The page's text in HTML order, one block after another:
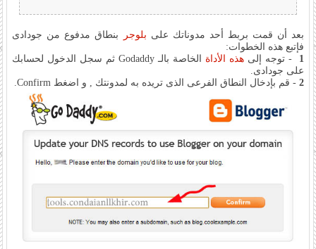
بعد أن قمت بربط أحد مدوناتك على بلوجر
بنطاق مدفوع من جودادى
فإتبع هذه الخطوات:
1
- توجه إلىهذه الأداة
الخاصة بالـ Godaddy ثم سجل الدخول لحسابك
على جودادى.
2 - قم بإدخال النطاق الفرعى الذى تريده به لمدونتك , و اضغط Confirm.